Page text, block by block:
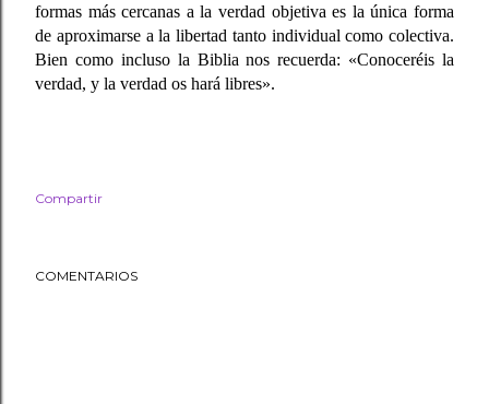
formas más cercanas a la verdad objetiva es la única forma
de aproximarse a la libertad tanto individual como colectiva.
Bien como incluso la Biblia nos recuerda: «Conoceréis la
verdad, y la verdad os hará libres».
Compartir
COMENTARIOS